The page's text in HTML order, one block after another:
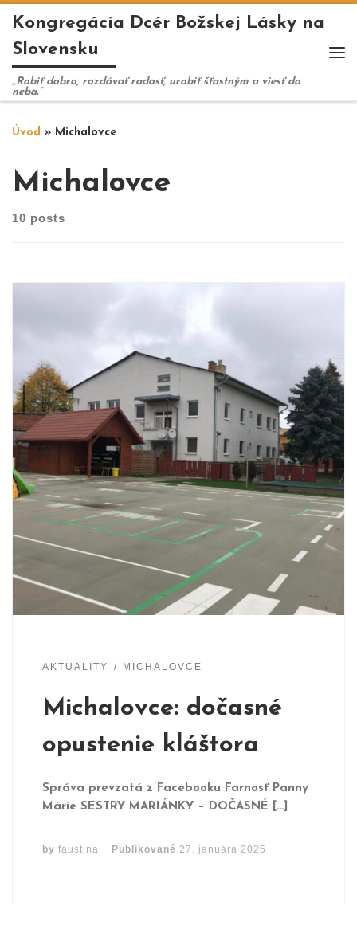
Skip to content
Kongregácia Dcér Božskej Lásky na
Slovensku
„Robiť dobro, rozdávať radosť, urobiť šťastným a viesť do
neba.“
Úvod » Michalovce
Michalovce
10 posts
AKTUALITY MICHALOVCE
Michalovce: dočasné
opustenie kláštora
Správa prevzatá z Facebooku Farnosť Panny
Márie SESTRY MARIÁNKY – DOČASNÉ […]
by faustina Publikované 27. januára 2025